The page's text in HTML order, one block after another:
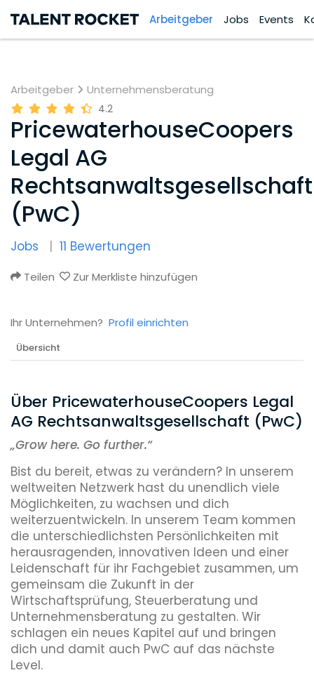
Arbeitgeber Jobs Events
Arbeitgeber Unternehmensberatung
4.2
PricewaterhouseCoopers
Legal AG
Rechtsanwaltsgesellschaft
(PwC)
Jobs 11 Bewertungen
Teilen Zur Merkliste hinzufügen
Ihr Unternehmen? Profil einrichten
Übersicht
Über PricewaterhouseCoopers Legal
AG Rechtsanwaltsgesellschaft (PwC)
„Grow here. Go further.“
Bist du bereit, etwas zu verändern? In unserem
weltweiten Netzwerk hast du unendlich viele
Möglichkeiten, zu wachsen und dich
weiterzuentwickeln. In unserem Team kommen
die unterschiedlichsten Persönlichkeiten mit
herausragenden, innovativen Ideen und einer
Leidenschaft für ihr Fachgebiet zusammen, um
gemeinsam die Zukunft in der
Wirtschaftsprüfung, Steuerberatung und
Unternehmensberatung zu gestalten. Wir
schlagen ein neues Kapitel auf und bringen
dich und damit auch PwC auf das nächste
Level.